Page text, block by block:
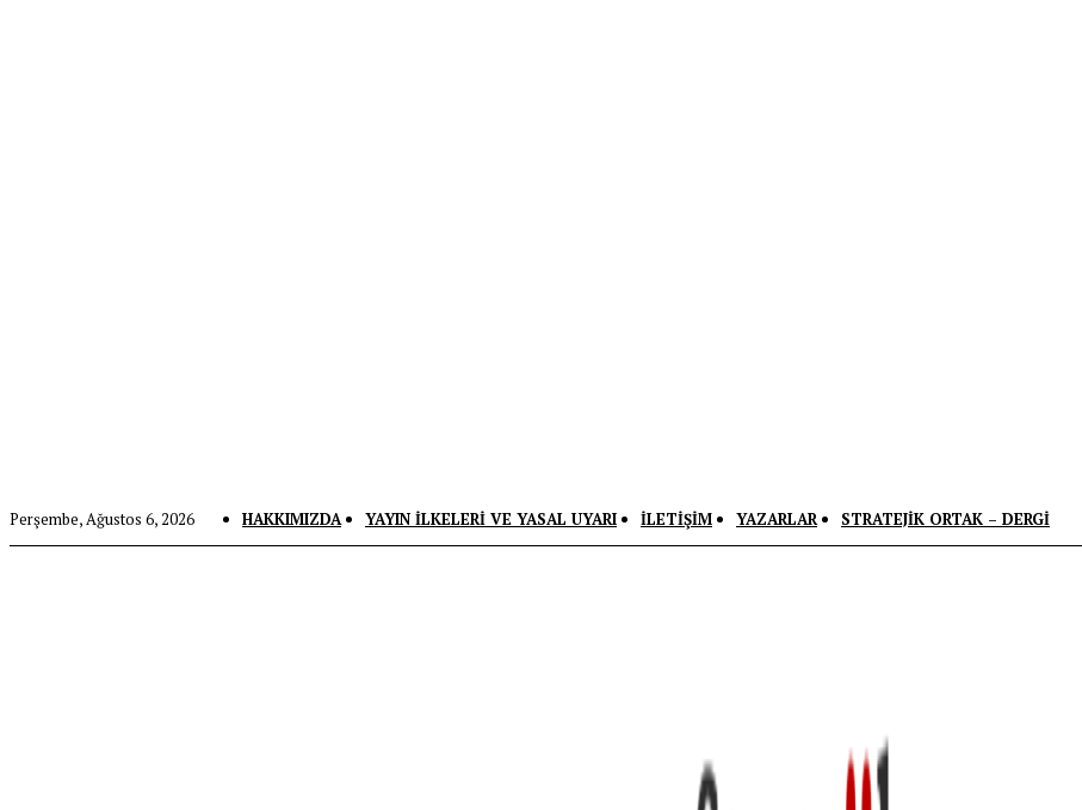
Perşembe, Ağustos 6, 2026 HAKKIMIZDA YAYIN İLKELERI VE YASAL UYARI İLETIŞIM YAZARLAR STRATEJIK ORTAK – DERGI